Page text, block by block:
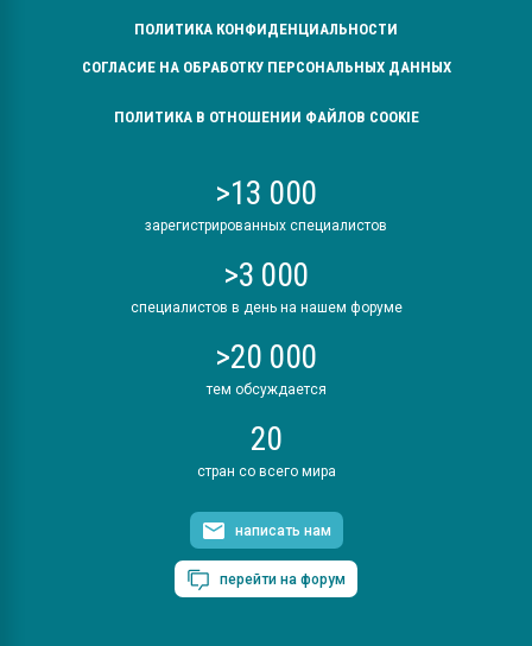
ПОЛИТИКА КОНФИДЕНЦИАЛЬНОСТИ
СОГЛАСИЕ НА ОБРАБОТКУ ПЕРСОНАЛЬНЫХ ДАННЫХ
ПОЛИТИКА В ОТНОШЕНИИ ФАЙЛОВ COOKIE
>13 000
зарегистрированных специалистов
>3 000
специалистов в день на нашем форуме
>20 000
тем обсуждается
20
стран со всего мира
написать нам
перейти на форум